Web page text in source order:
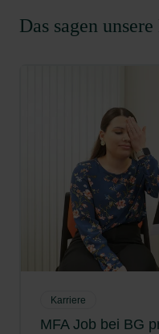
Das sagen
Karriere
MFA Job bei BG